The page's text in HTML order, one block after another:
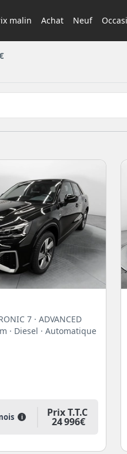
malin Achat Neuf
7 · ADVANCED
· Diesel · Automatique
i Prix T.T.C
24 996€